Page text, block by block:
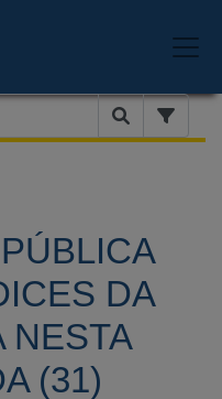
DA
NESTA
(31)